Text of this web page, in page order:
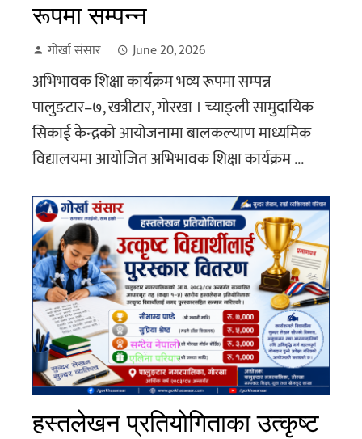
रूपमा सम्पन्न
गोर्खा संसार June 20, 2026
अभिभावक शिक्षा कार्यक्रम भव्य रूपमा सम्पन्न
पालुङटार–७, खत्रीटार, गोरखा । च्याङ्ली सामुदायिक
सिकाई केन्द्रको आयोजनामा बालकल्याण माध्यमिक
विद्यालयमा आयोजित अभिभावक शिक्षा कार्यक्रम ...
हस्तलेखन प्रतियोगिताका उत्कृष्ट